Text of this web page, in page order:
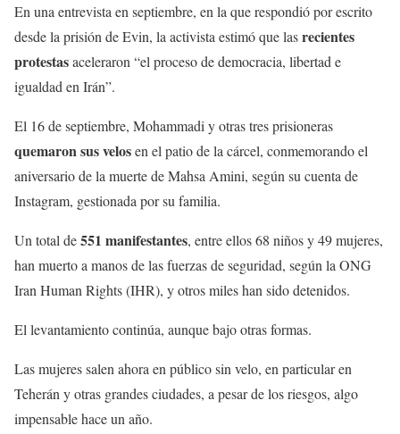
En una entrevista en septiembre, en la que respondió por escrito
desde la prisión de Evin, la activista estimó que lasrecientes
protestasaceleraron “el proceso de democracia, libertad e
igualdad en Irán”.
El 16 de septiembre, Mohammadi y otras tres prisioneras
quemaron sus velosen el patio de la cárcel, conmemorando el
aniversario de la muerte de Mahsa Amini, según su cuenta de
Instagram, gestionada por su familia.
Un total de551 manifestantes, entre ellos 68 niños y 49 mujeres,
han muerto a manos de las fuerzas de seguridad, según la ONG
Iran Human Rights (IHR), y otros miles han sido detenidos.
El levantamiento continúa, aunque bajo otras formas.
Las mujeres salen ahora en público sin velo, en particular en
Teherán y otras grandes ciudades, a pesar de los riesgos, algo
impensable hace un año.